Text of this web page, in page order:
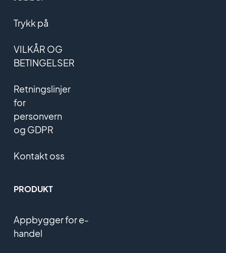
Trykk på
VILKÅR OG
BETINGELSER
Retningslinjer
for
personvern
og GDPR
Kontakt oss
PRODUKT
Appbygger for e-
handel